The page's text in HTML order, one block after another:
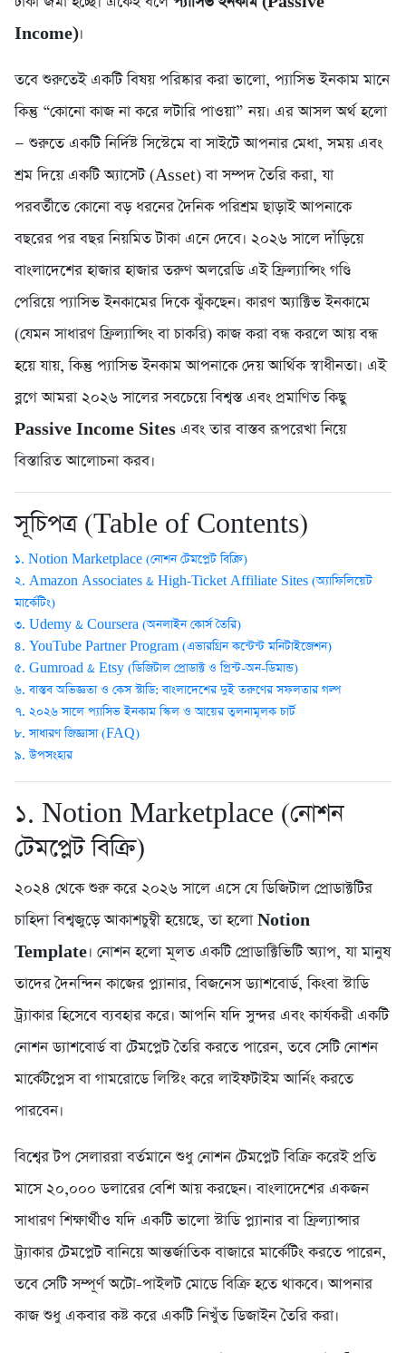
Income)।
তবে শুরুতেই একটি বিষয় পরিষ্কার করা ভালো, প্যাসিভ ইনকাম মানে
কিন্তু “কোনো কাজ না করে লটারি পাওয়া” নয়। এর আসল অর্থ হলো
— শুরুতে একটি নির্দিষ্ট সিস্টেমে বা সাইটে আপনার মেধা, সময় এবং
শ্রম দিয়ে একটি অ্যাসেট (Asset) বা সম্পদ তৈরি করা, যা
পরবর্তীতে কোনো বড় ধরনের দৈনিক পরিশ্রম ছাড়াই আপনাকে
বছরের পর বছর নিয়মিত টাকা এনে দেবে। ২০২৬ সালে দাঁড়িয়ে
বাংলাদেশের হাজার হাজার তরুণ অলরেডি এই ফ্রিল্যান্সিং গণ্ডি
পেরিয়ে প্যাসিভ ইনকামের দিকে ঝুঁকছেন। কারণ অ্যাক্টিভ ইনকামে
(যেমন সাধারণ ফ্রিল্যান্সিং বা চাকরি) কাজ করা বন্ধ করলে আয় বন্ধ
হয়ে যায়, কিন্তু প্যাসিভ ইনকাম আপনাকে দেয় আর্থিক স্বাধীনতা। এই
ব্লগে আমরা ২০২৬ সালের সবচেয়ে বিশ্বস্ত এবং প্রমাণিত কিছু
Passive Income Sites এবং তার বাস্তব রূপরেখা নিয়ে
বিস্তারিত আলোচনা করব।
সূচিপত্র (Table of Contents)
১. Notion Marketplace (নোশন টেমপ্লেট বিক্রি)
২. Amazon Associates & High-Ticket Affiliate Sites (অ্যাফিলিয়েট
মার্কেটিং)
৩. Udemy & Coursera (অনলাইন কোর্স তৈরি)
৪. YouTube Partner Program (এভারগ্রিন কন্টেন্ট মনিটাইজেশন)
৫. Gumroad & Etsy (ডিজিটাল প্রোডাক্ট ও প্রিন্ট-অন-ডিমান্ড)
৬. বাস্তব অভিজ্ঞতা ও কেস স্টাডি: বাংলাদেশের দুই তরুণের সফলতার গল্প
৭. ২০২৬ সালে প্যাসিভ ইনকাম স্কিল ও আয়ের তুলনামূলক চার্ট
৮. সাধারণ জিজ্ঞাসা (FAQ)
৯. উপসংহার
১. Notion Marketplace (নোশন
টেমপ্লেট বিক্রি)
২০২৪ থেকে শুরু করে ২০২৬ সালে এসে যে ডিজিটাল প্রোডাক্টটির
চাহিদা বিশ্বজুড়ে আকাশচুম্বী হয়েছে, তা হলোNotion
Template। নোশন হলো মূলত একটি প্রোডাক্টিভিটি অ্যাপ, যা মানুষ
তাদের দৈনন্দিন কাজের প্ল্যানার, বিজনেস ড্যাশবোর্ড, কিংবা স্টাডি
ট্র্যাকার হিসেবে ব্যবহার করে। আপনি যদি সুন্দর এবং কার্যকরী একটি
নোশন ড্যাশবোর্ড বা টেমপ্লেট তৈরি করতে পারেন, তবে সেটি নোশন
মার্কেটপ্লেস বা গামরোডে লিস্টিং করে লাইফটাইম আর্নিং করতে
পারবেন।
বিশ্বের টপ সেলাররা বর্তমানে শুধু নোশন টেমপ্লেট বিক্রি করেই প্রতি
মাসে ২০,০০০ ডলারের বেশি আয় করছেন। বাংলাদেশের একজন
সাধারণ শিক্ষার্থীও যদি একটি ভালো স্টাডি প্ল্যানার বা ফ্রিল্যান্সার
ট্র্যাকার টেমপ্লেট বানিয়ে আন্তর্জাতিক বাজারে মার্কেটিং করতে পারেন,
তবে সেটি সম্পূর্ণ অটো-পাইলট মোডে বিক্রি হতে থাকবে। আপনার
কাজ শুধু একবার কষ্ট করে একটি নিখুঁত ডিজাইন তৈরি করা।